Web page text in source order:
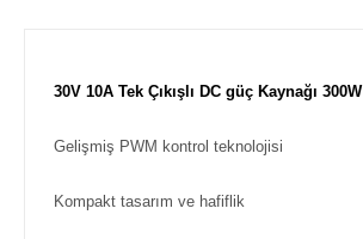
30V 10A Tek Çıkışlı DC güç Kaynağı 300W
Gelişmiş PWM kontrol teknolojisi
Kompakt tasarım ve hafiflik